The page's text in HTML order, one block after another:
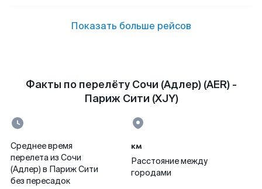
Показать больше рейсов
Факты по перелёту Сочи (Адлер) (AER) -
Париж Сити (XJY)
Среднее время
перелета из Сочи
(Адлер) в Париж Сити
без пересадок
км
Расстояние между
городами